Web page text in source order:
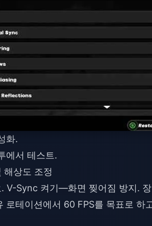
화.
에서 테스트.
해상도 조정
V-Sync 켜기—화면 찢어짐 방지.
로테이션에서 60 FPS를 목표로 하